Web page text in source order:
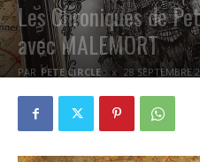
Les Chroniques de
avec MALEMORT
PAR PETE CIRCLE 28 SEPTEMBRE